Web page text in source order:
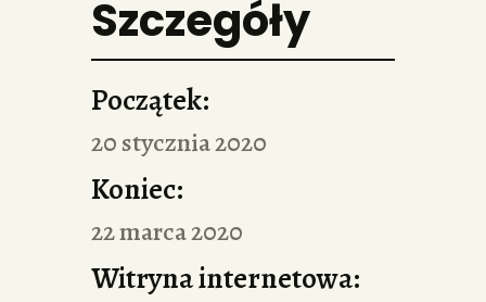
Szczegóły
Początek:
20 stycznia 2020
Koniec:
22 marca 2020
Witryna internetowa: